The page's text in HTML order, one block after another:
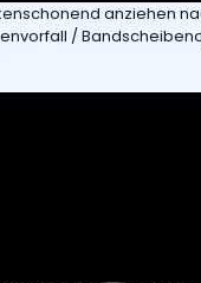
anziehen
/